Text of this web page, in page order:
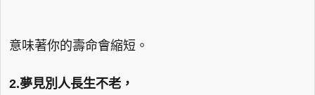
意味著你的壽命會縮短。
2.夢見別人長生不老，